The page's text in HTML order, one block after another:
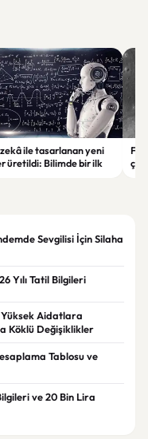
ile tasarlanan yeni
üretildi: Bilimde bir ilk
Sevgilisi İçin Silaha
Yılı Tatil Bilgileri
Yüksek Aidatlara
Köklü Değişiklikler
Tablosu ve
ve 20 Bin Lira